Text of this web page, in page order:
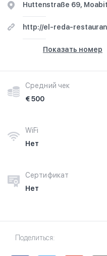
Huttenstraße 69,
http://el-reda-
Показать номер
Средний чек
€ 500
WiFi
Нет
Сертификат
Нет
Поделиться: